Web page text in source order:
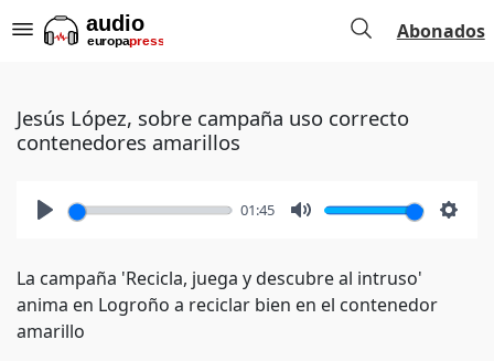
Abonados
Jesús López, sobre campaña uso correcto
contenedores amarillos
01:45
La campaña 'Recicla, juega y descubre al intruso'
anima en Logroño a reciclar bien en el contenedor
amarillo